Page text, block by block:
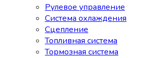
Рулевое управление
Система охлаждения
Сцепление
Топливная система
Тормозная система